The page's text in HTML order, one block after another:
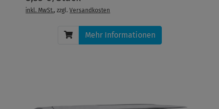
inkl. MwSt., zzgl.Versandkosten
Mehr Informationen